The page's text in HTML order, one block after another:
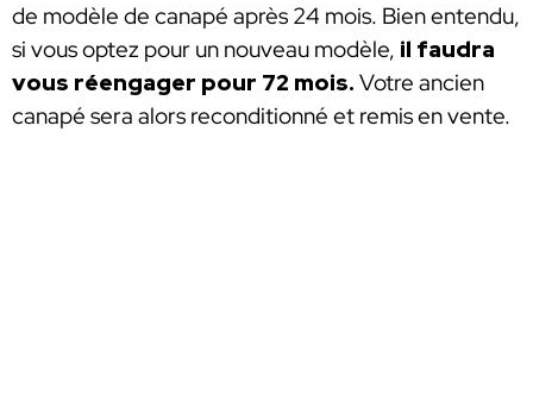
de modèle de canapé après 24 mois. Bien entendu,
si vous optez pour un nouveau modèle, il faudra
vous réengager pour 72 mois. Votre ancien
canapé sera alors reconditionné et remis en vente.